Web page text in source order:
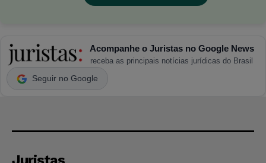
Acompanhe o Juristas no Google News
receba as principais notícias jurídicas do Brasil
Seguir no Google